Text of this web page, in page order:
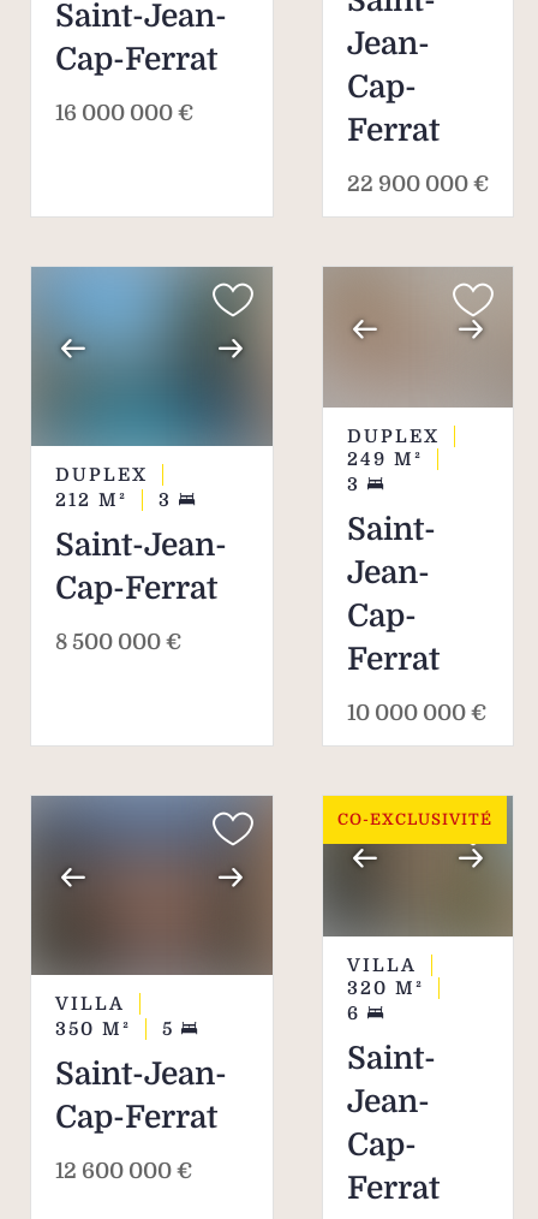
Saint-Jean-
Cap-Ferrat
16 000 000 €
Jean-
Cap-
Ferrat
22 900 000 €
DUPLEX
212 M² 3
Saint-Jean-
Cap-Ferrat
8 500 000 €
DUPLEX
249 M²
3
Saint-
Jean-
Cap-
Ferrat
10 000 000 €
VILLA
350 M² 5
Saint-Jean-
Cap-Ferrat
12 600 000 €
CO-EXCLUSIVITÉ
VILLA
320 M²
6
Saint-
Jean-
Cap-
Ferrat